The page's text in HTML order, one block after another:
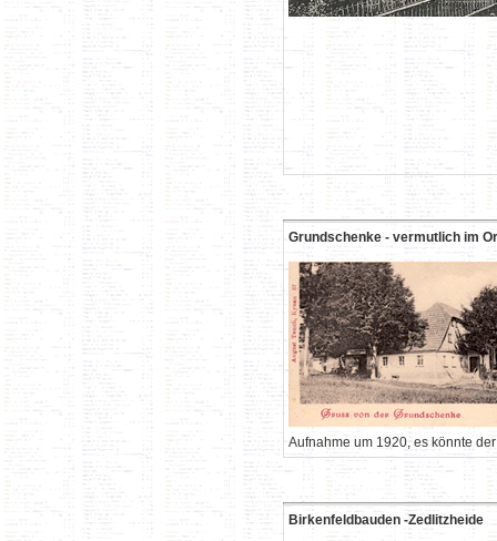
Grundschenke - vermutlich im
Aufnahme um 1920, es könnte
Birkenfeldbauden -Zedlitzheide